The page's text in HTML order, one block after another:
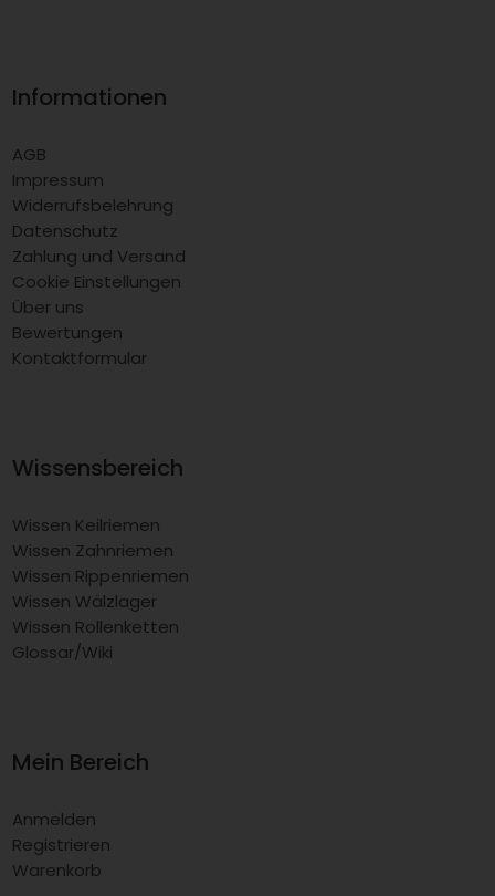
Informationen
AGB
Impressum
Widerrufsbelehrung
Datenschutz
Zahlung und Versand
Cookie Einstellungen
Über uns
Bewertungen
Kontaktformular
Wissensbereich
Wissen Keilriemen
Wissen Zahnriemen
Wissen Rippenriemen
Wissen Wälzlager
Wissen Rollenketten
Glossar/Wiki
Mein Bereich
Anmelden
Registrieren
Warenkorb